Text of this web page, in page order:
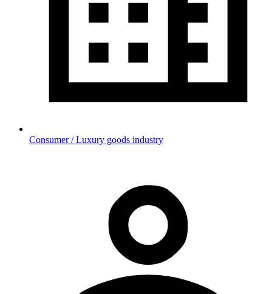
Consumer / Luxury goods industry